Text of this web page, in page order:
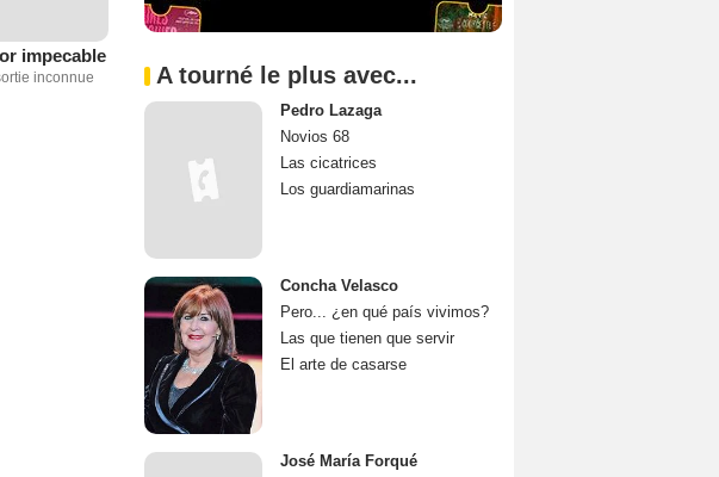
impecable
inconnue A tourné le plus avec...
Pedro Lazaga
Novios 68
Las cicatrices
Los guardiamarinas
Concha Velasco
Pero... ¿en qué país vivimos?
Las que tienen que servir
El arte de casarse
José María Forqué